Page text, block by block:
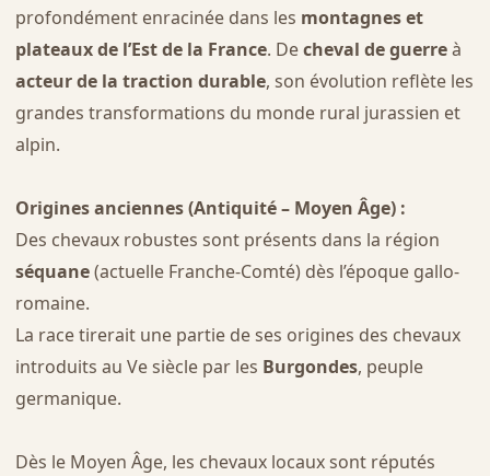
profondément enracinée dans les montagnes et
plateaux de l’Est de la France. Decheval de guerreà
acteur de la traction durable, son évolution reflète les
grandes transformations du monde rural jurassien et
alpin.
Origines anciennes (Antiquité – Moyen Âge) :
Des chevaux robustes sont présents dans la région
séquane(actuelle Franche-Comté) dès l’époque gallo-
romaine.
La race tirerait une partie de ses origines des chevaux
introduits au Ve siècle par les Burgondes, peuple
germanique.
Dès le Moyen Âge, les chevaux locaux sont réputés